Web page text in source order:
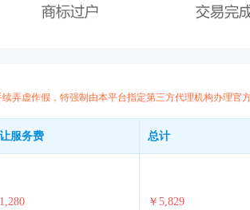
弄虚作假，特强制由本平台指定第三方代理机构办理官方
服务费 总计
￥5,829